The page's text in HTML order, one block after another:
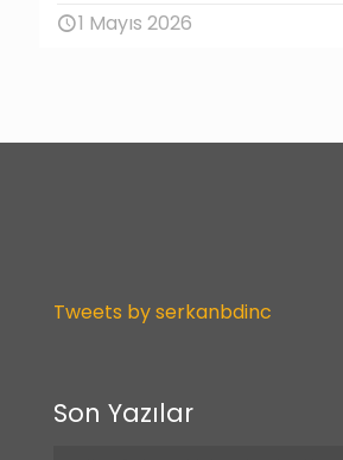
1 Mayıs 2026
Tweets by serkanbdinc
Son Yazılar